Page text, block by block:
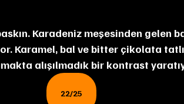
Karadeniz meşesinden gelen
Karamel, bal ve bitter çikolata
alışılmadık bir kontrast
22/25